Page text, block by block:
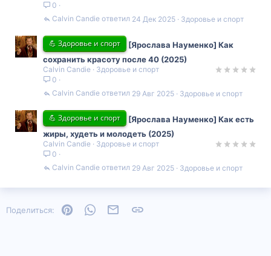
0
Здоровье и спорт
24 Дек 2025
Calvin Candie
💪 Здоровье и спорт
[Ярослава Науменко] Как
сохранить красоту после 40 (2025)
Calvin Candie
Здоровье и спорт
0
Здоровье и спорт
29 Авг 2025
Calvin Candie
💪 Здоровье и спорт
[Ярослава Науменко] Как есть
жиры, худеть и молодеть (2025)
Calvin Candie
Здоровье и спорт
0
Здоровье и спорт
29 Авг 2025
Calvin Candie
Поделиться: PinterestWhatsAppЭлектронная почта